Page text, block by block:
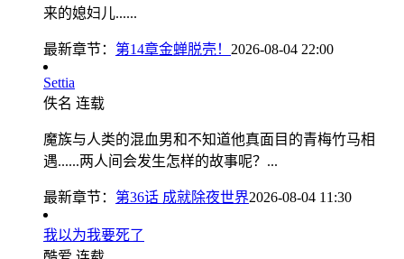
来的媳妇儿......
最新章节： 第14章金蝉脱壳！ 2026-08-04 22:00
Settia
佚名 连载
魔族与人类的混血男和不知道他真面目的青梅竹马相
遇......两人间会发生怎样的故事呢？...
最新章节： 第36话 成就除夜世界2026-08-04 11:30
我以为我要死了